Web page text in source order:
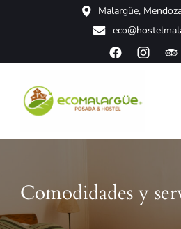
Malargüe,
Posada & Hostel
Comodidades y